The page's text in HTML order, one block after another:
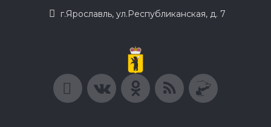
г.Ярославль, ул.Республиканская, д. 7